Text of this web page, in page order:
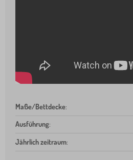
Maße/Bettdecke:
Ausführung:
Jährlich zeitraum: